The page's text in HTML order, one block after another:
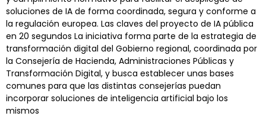
soluciones de IA de forma coordinada, segura y conforme a
la regulación europea. Las claves del proyecto de IA pública
en 20 segundos La iniciativa forma parte de la estrategia de
transformación digital del Gobierno regional, coordinada por
la Consejería de Hacienda, Administraciones Públicas y
Transformación Digital, y busca establecer unas bases
comunes para que las distintas consejerías puedan
incorporar soluciones de inteligencia artificial bajo los
mismos